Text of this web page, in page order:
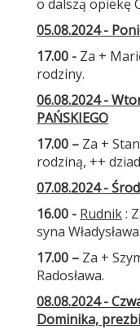
o dalszą opiekę
05.08.2024 -
17.00 - Za +
rodziny.
06.08.2024 -
PAŃSKIEGO
17.00 – Za +
rodziną, ++
07.08.2024 -
16.00 - Rudnik:
syna Władysława.
17.00 – Za +
Radosława.
08.08.2024 -
Dominika,